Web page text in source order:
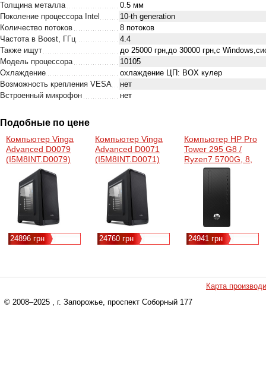
Толщина металла
0.5 мм
Поколение процессора Intel
10-th generation
Количество потоков
8 потоков
Частота в Boost, ГГц
4.4
Также ищут
до 25000 грн,до 30000 грн,с
Модель процессора
10105
Охлаждение
охлаждение ЦП: BOX кулер
Возможность крепления VESA
нет
Встроенный микрофон
нет
Подобные по цене
Компьютер Vinga
Advanced D0079
(I5M8INT.D0079)
24896 грн
Компьютер Vinga
Advanced D0071
(I5M8INT.D0071)
24760 грн
Компьютер HP Pro
Tower 295 G8 /
Ryzen7 5700G, 8,
512, DVD-WR, K&M
24941 грн
Карта
© 2008–2025 , г. Запорожье, проспект Соборный 177